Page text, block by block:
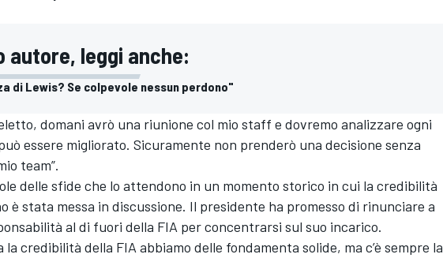
autore, leggi anche:
di Lewis? Se colpevole nessun perdono"
domani avrò una riunione col mio staff e dovremo analizzare ogni
essere migliorato. Sicuramente non prenderò una decisione senza
team”.
delle sfide che lo attendono in un momento storico in cui la credibilità
è stata messa in discussione. Il presidente ha promesso di rinunciare a
al di fuori della FIA per concentrarsi sul suo incarico.
credibilità della FIA abbiamo delle fondamenta solide, ma c’è sempre la